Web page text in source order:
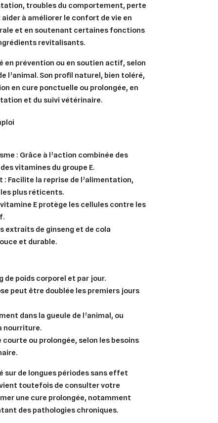
troubles du comportement, perte
à améliorer le confort de vie en
et en soutenant certaines fonctions
revitalisants.
en prévention ou en soutien actif, selon
l’animal. Son profil naturel, bien toléré,
en cure ponctuelle ou prolongée, en
et du suivi vétérinaire.
: Grâce à l’action combinée des
vitamines du groupe E.
: Facilite la reprise de l’alimentation,
plus réticents.
vitamine E protège les cellules contre les
extraits de ginseng et de cola
et durable.
de poids corporel et par jour.
peut être doublée les premiers jours
dans la gueule de l’animal, ou
nourriture.
courte ou prolongée, selon les besoins
sur de longues périodes sans effet
toutefois de consulter votre
une cure prolongée, notamment
des pathologies chroniques.